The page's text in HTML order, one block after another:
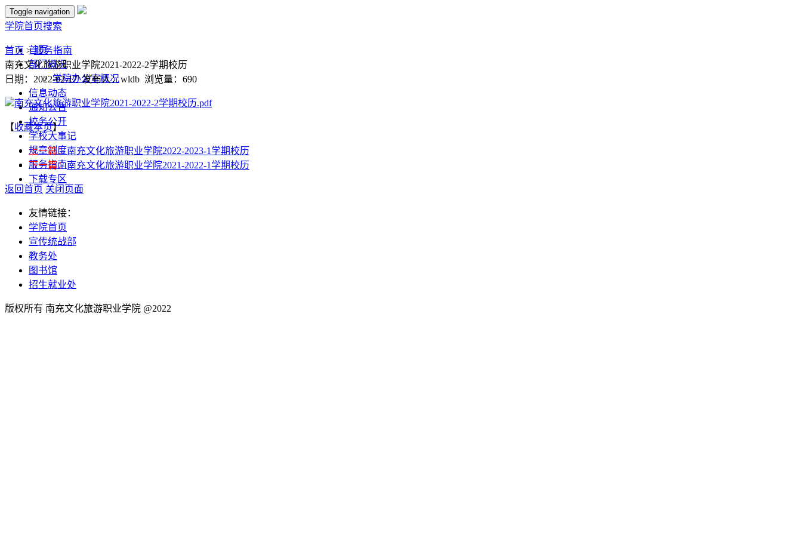
Toggle navigation
学院首页搜索
首页
部门概况
学院办公室概况
信息动态
通知公告
校务公开
学校大事记
规章制度
服务指南
下载专区
首页 >服务指南
南充文化旅游职业学院2021-2022-2学期校历
日期：2022-02-17 发布人：wldb 浏览量： 690
南充文化旅游职业学院2021-2022-2学期校历.pdf
【收藏本页】
上一篇：南充文化旅游职业学院2022-2023-1学期校历
下一篇：南充文化旅游职业学院2021-2022-1学期校历
返回首页 关闭页面
友情链接：
学院首页
宣传统战部
教务处
图书馆
招生就业处
版权所有 南充文化旅游职业学院 @2022